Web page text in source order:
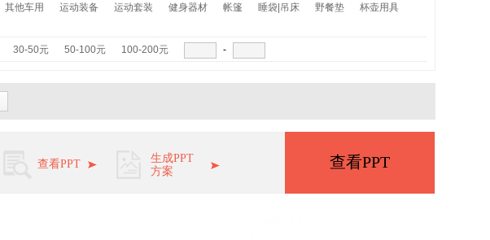
其他车用 运动装备 运动套装 健身器材 帐篷 睡袋|吊床 野餐垫
杯壶用具
30-50元 50-100元 100-200元 -
查看PPT
生成PPT
方案
查看PPT